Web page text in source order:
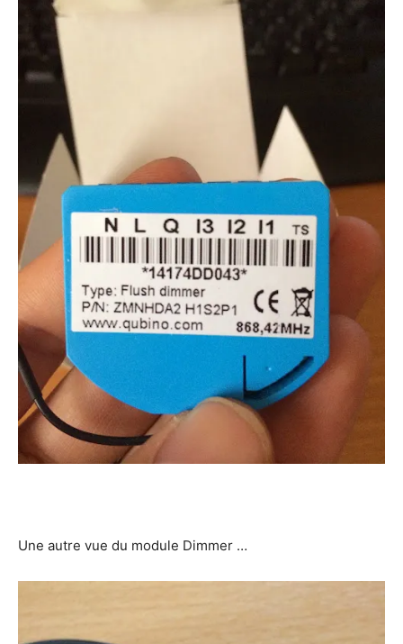
Une autre vue du module Dimmer …